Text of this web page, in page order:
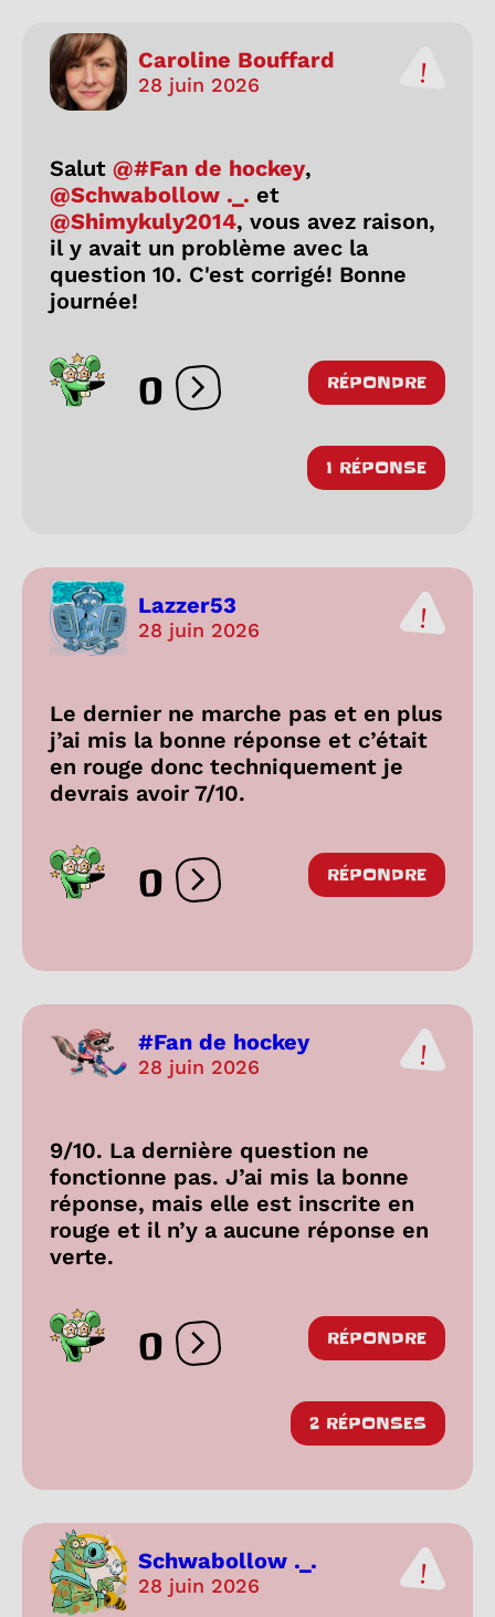
Caroline Bouffard
28 juin 2026
Salut @#Fan de hockey,
@Schwabollow ._. et
@Shimykuly2014, vous avez raison,
il y avait un problème avec la
question 10. C'est corrigé! Bonne
journée!
0 Ouvrir les réactions
RÉPONDRE
1 RÉPONSE
Lazzer53
28 juin 2026
Le dernier ne marche pas et en plus
j’ai mis la bonne réponse et c’était
en rouge donc techniquement je
devrais avoir 7/10.
0 Ouvrir les réactions
RÉPONDRE
#Fan de hockey
28 juin 2026
9/10. La dernière question ne
fonctionne pas. J’ai mis la bonne
réponse, mais elle est inscrite en
rouge et il n’y a aucune réponse en
verte.
0 Ouvrir les réactions
RÉPONDRE
2 RÉPONSES
Schwabollow ._.
28 juin 2026